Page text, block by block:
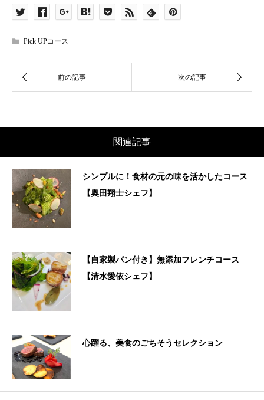
Pick UPコース
関連記事
シンプルに！食材の元の味を活かしたコース
【奥田翔士シェフ】
【自家製パン付き】無添加フレンチコース
【清水愛依シェフ】
心躍る、美食のごちそうセレクション